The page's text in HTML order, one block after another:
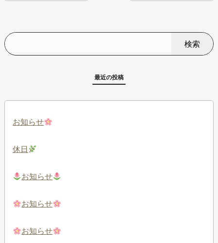
検索
最近の投稿
お知らせ
休日
お知らせ
お知らせ
お知らせ